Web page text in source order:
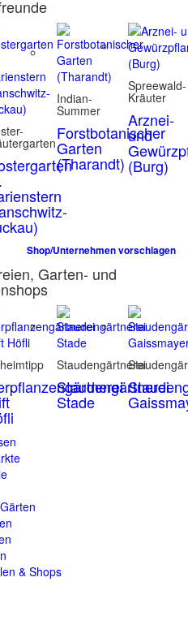
Indian-
Summer
Forstbotanischer
Garten
(Tharandt)
Spreewald-
Kräuter
Arznei-
und
(Burg)
Shop/Unternehmen vorschlagen
Garten- und
Staudengärtnerei
Staudengärtnerei
Stade
& Shops